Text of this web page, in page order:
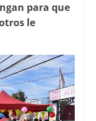
para que
le